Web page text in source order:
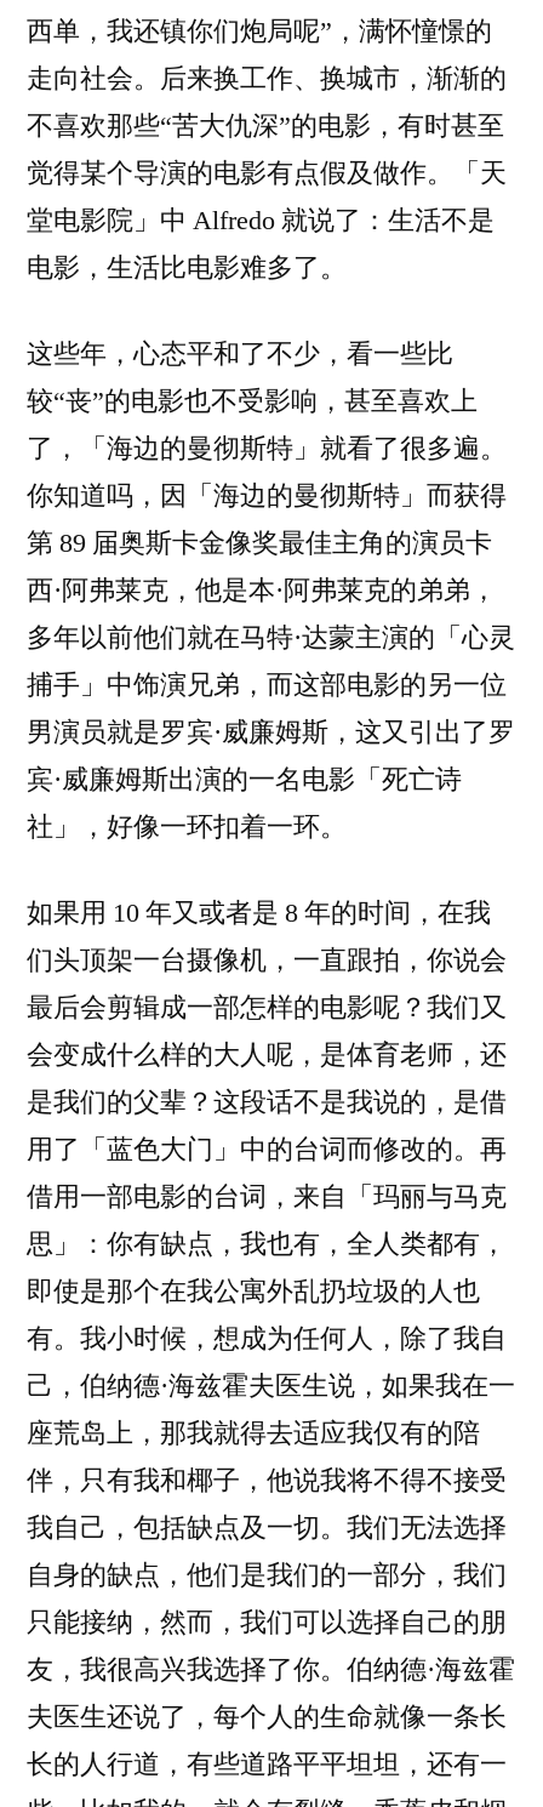
西单，我还镇你们炮局呢”，满怀憧憬的
走向社会。后来换工作、换城市，渐渐的
不喜欢那些“苦大仇深”的电影，有时甚至
觉得某个导演的电影有点假及做作。「天
堂电影院」中 Alfredo 就说了：生活不是
电影，生活比电影难多了。
这些年，心态平和了不少，看一些比
较“丧”的电影也不受影响，甚至喜欢上
了，「海边的曼彻斯特」就看了很多遍。
你知道吗，因「海边的曼彻斯特」而获得
第 89 届奥斯卡金像奖最佳主角的演员卡
西·阿弗莱克，他是本·阿弗莱克的弟弟，
多年以前他们就在马特·达蒙主演的「心灵
捕手」中饰演兄弟，而这部电影的另一位
男演员就是罗宾·威廉姆斯，这又引出了罗
宾·威廉姆斯出演的一名电影「死亡诗
社」，好像一环扣着一环。
如果用 10 年又或者是 8 年的时间，在我
们头顶架一台摄像机，一直跟拍，你说会
最后会剪辑成一部怎样的电影呢？我们又
会变成什么样的大人呢，是体育老师，还
是我们的父辈？这段话不是我说的，是借
用了「蓝色大门」中的台词而修改的。再
借用一部电影的台词，来自「玛丽与马克
思」：你有缺点，我也有，全人类都有，
即使是那个在我公寓外乱扔垃圾的人也
有。我小时候，想成为任何人，除了我自
己，伯纳德·海兹霍夫医生说，如果我在一
座荒岛上，那我就得去适应我仅有的陪
伴，只有我和椰子，他说我将不得不接受
我自己，包括缺点及一切。我们无法选择
自身的缺点，他们是我们的一部分，我们
只能接纳，然而，我们可以选择自己的朋
友，我很高兴我选择了你。伯纳德·海兹霍
夫医生还说了，每个人的生命就像一条长
长的人行道，有些道路平平坦坦，还有一